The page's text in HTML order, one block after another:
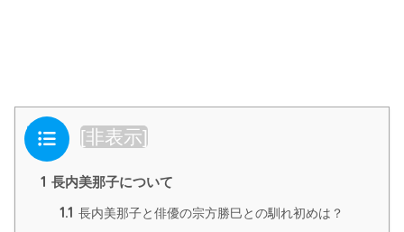
目次 [非表示]
1 長内美那子について
1.1 長内美那子と俳優の宗方勝巳との馴れ初めは？